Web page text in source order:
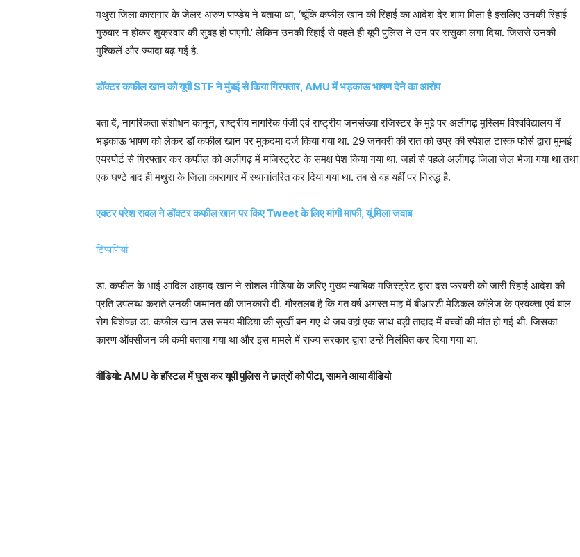
मथुरा जिला कारागार के जेलर अरुण पाण्डेय ने बताया था, ‘चूंकि कफील खान की रिहाई का आदेश देर शाम मिला है इसलिए उनकी रिहाई
गुरुवार न होकर शुक्रवार की सुबह हो पाएगी.’ लेकिन उनकी रिहाई से पहले ही यूपी पुलिस ने उन पर रासुका लगा दिया. जिससे उनकी
मुश्किलें और ज्यादा बढ़ गई है.
डॉक्टर कफील खान को यूपी STF ने मुंबई से किया गिरफ्तार, AMU में भड़काऊ भाषण देने का आरोप
बता दें, नागरिकता संशोधन कानून, राष्ट्रीय नागरिक पंजी एवं राष्ट्रीय जनसंख्या रजिस्टर के मुद्दे पर अलीगढ़ मुस्लिम विश्वविद्यालय में
भड़काऊ भाषण को लेकर डॉ कफील खान पर मुकदमा दर्ज किया गया था. 29 जनवरी की रात को उप्र की स्पेशल टास्क फोर्स द्वारा मुम्बई
एयरपोर्ट से गिरफ्तार कर कफील को अलीगढ़ में मजिस्ट्रेट के समक्ष पेश किया गया था. जहां से पहले अलीगढ़ जिला जेल भेजा गया था तथा
एक घण्टे बाद ही मथुरा के जिला कारागार में स्थानांतरित कर दिया गया था. तब से वह यहीं पर निरुद्ध है.
एक्टर परेश रावल ने डॉक्टर कफील खान पर किए Tweet के लिए मांगी माफी, यूं मिला जवाब
टिप्पणियां
डा. कफील के भाई आदिल अहमद खान ने सोशल मीडिया के जरिए मुख्य न्यायिक मजिस्ट्रेट द्वारा दस फरवरी को जारी रिहाई आदेश की
प्रति उपलब्ध कराते उनकी जमानत की जानकारी दी. गौरतलब है कि गत वर्ष अगस्त माह में बीआरडी मेडिकल कॉलेज के प्रवक्ता एवं बाल
रोग विशेषज्ञ डा. कफील खान उस समय मीडिया की सुर्खी बन गए थे जब वहां एक साथ बड़ी तादाद में बच्चों की मौत हो गई थी. जिसका
कारण ऑक्सीजन की कमी बताया गया था और इस मामले में राज्य सरकार द्वारा उन्हें निलंबित कर दिया गया था.
वीडियो: AMU के हॉस्टल में घुस कर यूपी पुलिस ने छात्रों को पीटा, सामने आया वीडियो